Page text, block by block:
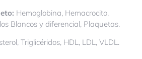
Hemoglobina, Hemacrocito,
Blancos y diferencial, Plaquetas.
Triglicéridos, HDL, LDL, VLDL.